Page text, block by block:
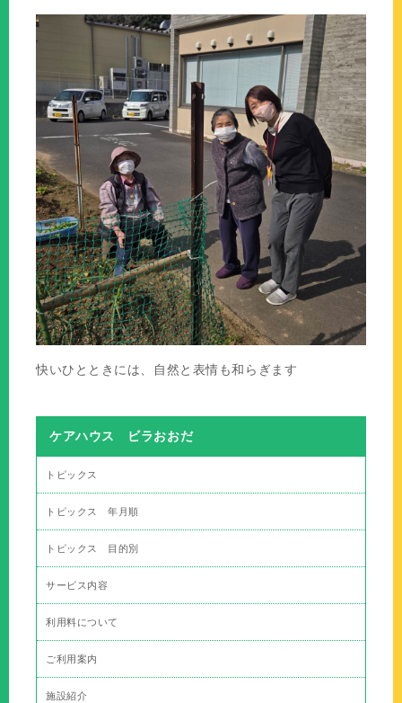
快いひとときには、自然と表情も和らぎます
ケアハウス ビラおおだ
トピックス
トピックス 年月順
トピックス 目的別
サービス内容
利用料について
ご利用案内
施設紹介